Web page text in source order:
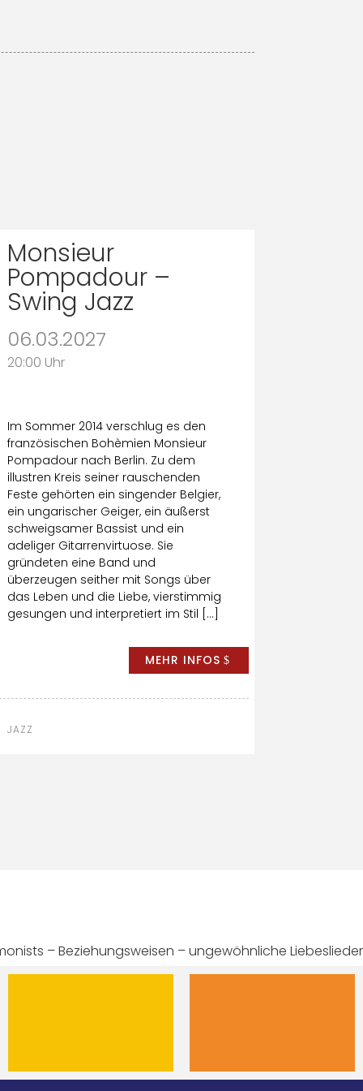
Monsieur
Pompadour –
Swing Jazz
06.03.2027
20:00 Uhr
Im Sommer 2014 verschlug es den
französischen Bohèmien Monsieur
Pompadour nach Berlin. Zu dem
illustren Kreis seiner rauschenden
Feste gehörten ein singender Belgier,
ein ungarischer Geiger, ein äußerst
schweigsamer Bassist und ein
adeliger Gitarrenvirtuose. Sie
gründeten eine Band und
überzeugen seither mit Songs über
das Leben und die Liebe, vierstimmig
gesungen und interpretiert im Stil […]
MEHR INFOS
JAZZ
– Beziehungsweisen – ungewöhnliche Liebeslieder